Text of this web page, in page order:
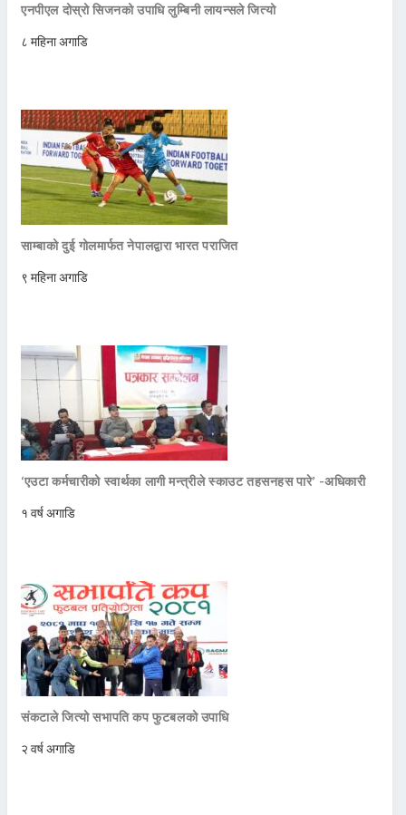
एनपीएल दोस्रो सिजनको उपाधि लुम्बिनी लायन्सले जित्यो
८ महिना अगाडि
साम्बाको दुई गोलमार्फत नेपालद्वारा भारत पराजित
९ महिना अगाडि
‘एउटा कर्मचारीको स्वार्थका लागी मन्त्रीले स्काउट तहसनहस पारे’ -अधिकारी
१ वर्ष अगाडि
संकटाले जित्यो सभापति कप फुटबलको उपाधि
२ वर्ष अगाडि